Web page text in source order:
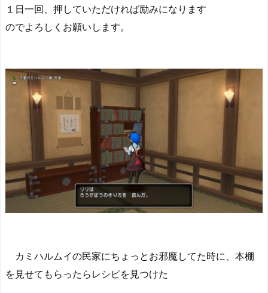
１日一回、押していただければ励みになります
のでよろしくお願いします。
カミハルムイの民家にちょっとお邪魔してた時に、本棚
を見せてもらったらレシピを見つけた